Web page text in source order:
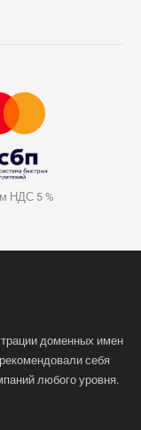
НДС 5 %
доменных имен
себя
любого уровня.